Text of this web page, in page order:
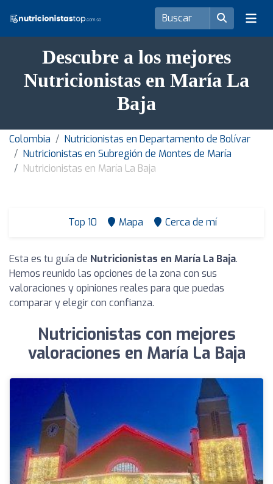
Descubre a los mejores
Nutricionistas en María La
Baja
Colombia
Nutricionistas en Departamento de Bolívar
Nutricionistas en Subregión de Montes de María
Nutricionistas en María La Baja
Top 10 Mapa Cerca de mí
Esta es tu guía de Nutricionistas en María La Baja.
Hemos reunido las opciones de la zona con sus
valoraciones y opiniones reales para que puedas
comparar y elegir con confianza.
Nutricionistas con mejores
valoraciones en María La Baja